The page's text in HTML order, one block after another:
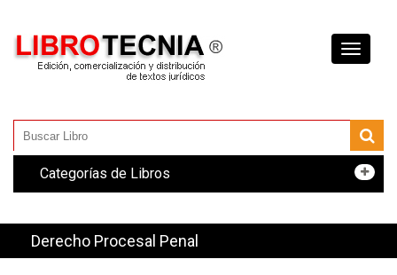
Toggle
Categorías de Libros
Derecho Procesal Penal